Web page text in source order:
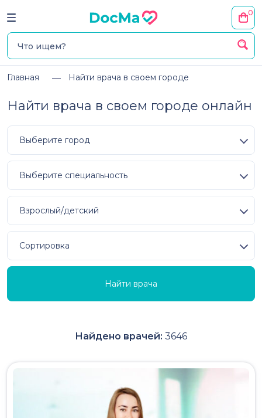
0
Главная Найти врача в своем городе
Найти врача в своем городе онлайн
Выберите город
Выберите специальность
Взрослый/детский
Сортировка
Найти врача
Найдено врачей: 3646